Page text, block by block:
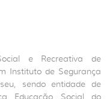
e Recreativa de
Instituto de Segurança
sendo entidade de
Educação Social do